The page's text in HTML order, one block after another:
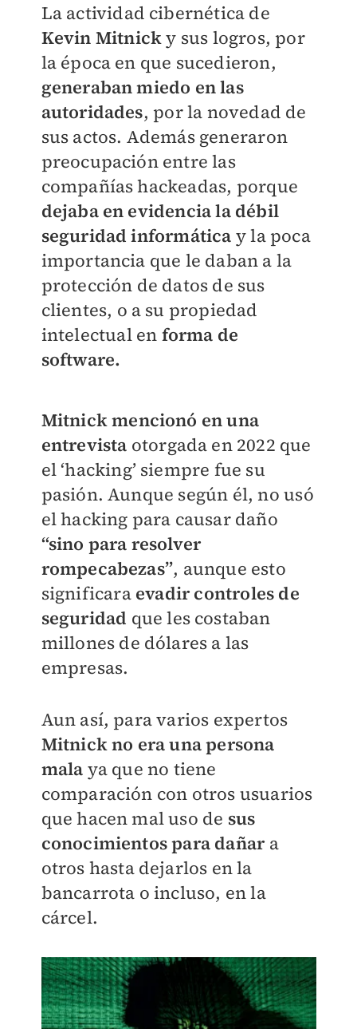
La actividad cibernética de
Kevin Mitnicky sus logros, por
la época en que sucedieron,
generaban miedo en las
autoridades, por la novedad de
sus actos. Además generaron
preocupación entre las
compañías hackeadas, porque
dejaba en evidencia la débil
seguridad informática y la poca
importancia que le daban a la
protección de datos de sus
clientes, o a su propiedad
intelectual en forma de
software.
Mitnick mencionó en una
entrevista otorgada en 2022 que
el ‘hacking’ siempre fue su
pasión. Aunque según él, no usó
el hacking para causar daño
“sino para resolver
rompecabezas”, aunque esto
significara evadir controles de
seguridad que les costaban
millones de dólares a las
empresas.
Aun así, para varios expertos
Mitnick no era una persona
mala ya que no tiene
comparación con otros usuarios
que hacen mal uso de sus
conocimientos para dañara
otros hasta dejarlos en la
bancarrota o incluso, en la
cárcel.